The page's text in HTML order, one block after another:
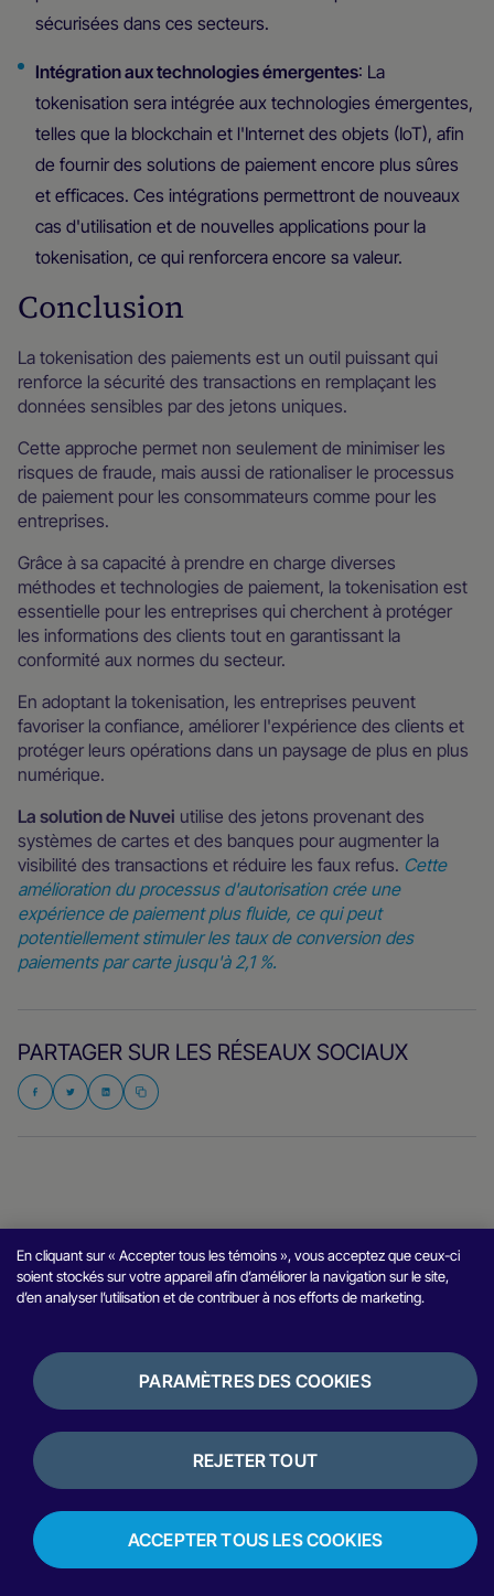
sécurisées dans ces secteurs.
Intégration aux technologies émergentes: La
tokenisation sera intégrée aux technologies émergentes,
telles que la blockchain et l'Internet des objets (IoT), afin
de fournir des solutions de paiement encore plus sûres
et efficaces. Ces intégrations permettront de nouveaux
cas d'utilisation et de nouvelles applications pour la
tokenisation, ce qui renforcera encore sa valeur.
Conclusion
La tokenisation des paiements est un outil puissant qui
renforce la sécurité des transactions en remplaçant les
données sensibles par des jetons uniques.
Cette approche permet non seulement de minimiser les
risques de fraude, mais aussi de rationaliser le processus
de paiement pour les consommateurs comme pour les
entreprises.
Grâce à sa capacité à prendre en charge diverses
méthodes et technologies de paiement, la tokenisation est
essentielle pour les entreprises qui cherchent à protéger
les informations des clients tout en garantissant la
conformité aux normes du secteur.
En adoptant la tokenisation, les entreprises peuvent
favoriser la confiance, améliorer l'expérience des clients et
protéger leurs opérations dans un paysage de plus en plus
numérique.
La solution de Nuvei utilise des jetons provenant des
systèmes de cartes et des banques pour augmenter la
visibilité des transactions et réduire les faux refus. Cette
amélioration du processus d'autorisation crée une
expérience de paiement plus fluide, ce qui peut
potentiellement stimuler les taux de conversion des
paiements par carte jusqu'à 2,1 %.
PARTAGER SUR LES RÉSEAUX SOCIAUX
Prêt à te développer
partout ?
Commence à utiliser Nuvei : l'infrastructure de
système intelligent, conçu pour s'adapter à ta
croissance.
Nous contacter
En cliquant sur « Accepter tous les témoins », vous acceptez que ceux-ci
soient stockés sur votre appareil afin d’améliorer la navigation sur le site,
d’en analyser l’utilisation et de contribuer à nos efforts de marketing.
PARAMÈTRES DES COOKIES
REJETER TOUT
ACCEPTER TOUS LES COOKIES